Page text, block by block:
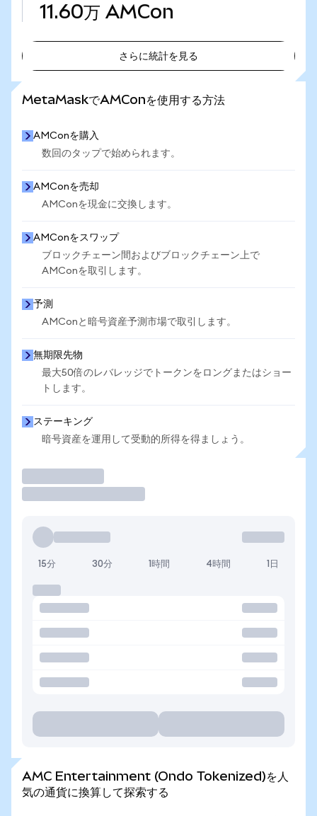
11.60万 AMCon
さらに統計を見る
MetaMaskでAMConを使用する方法
AMConを購入
数回のタップで始められます。
AMConを売却
AMConを現金に交換します。
AMConをスワップ
ブロックチェーン間およびブロックチェーン上で
AMConを取引します。
予測
AMConと暗号資産予測市場で取引します。
無期限先物
最大50倍のレバレッジでトークンをロングまたはショー
トします。
ステーキング
暗号資産を運用して受動的所得を得ましょう。
15分 30分 1時間 4時間 1日
AMC Entertainment (Ondo Tokenized)を人
気の通貨に換算して探索する